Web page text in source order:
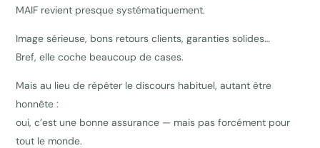
MAIF revient presque systématiquement.
Image sérieuse, bons retours clients, garanties solides…
Bref, elle coche beaucoup de cases.
Mais au lieu de répéter le discours habituel, autant être
honnête :
oui, c’est une bonne assurance — mais pas forcément pour
tout le monde.